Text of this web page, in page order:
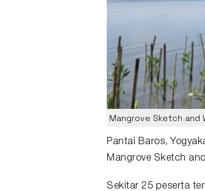
Mangrove Sketch and
Pantai Baros,
Mangrove Sketch
Sekitar 25 peserta